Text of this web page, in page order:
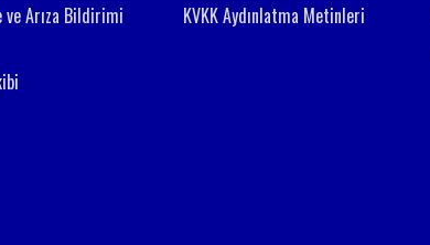
Arıza Bildirimi
KVKK Aydınlatma Metinleri